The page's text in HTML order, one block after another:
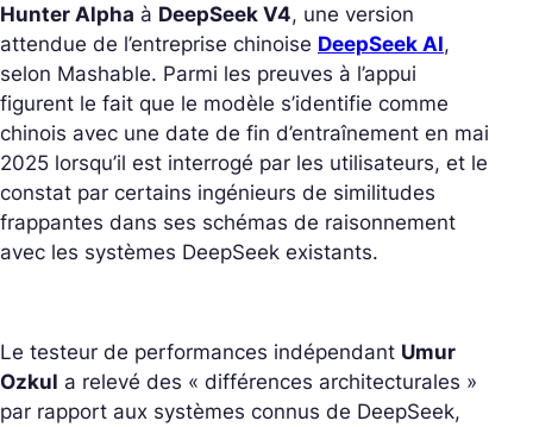
Hunter Alpha à DeepSeek V4, une version
attendue de l’entreprise chinoise DeepSeek AI,
selon Mashable. Parmi les preuves à l’appui
figurent le fait que le modèle s’identifie comme
chinois avec une date de fin d’entraînement en mai
2025 lorsqu’il est interrogé par les utilisateurs, et le
constat par certains ingénieurs de similitudes
frappantes dans ses schémas de raisonnement
avec les systèmes DeepSeek existants.
Le testeur de performances indépendant Umur
Ozkul a relevé des « différences architecturales »
par rapport aux systèmes connus de DeepSeek,